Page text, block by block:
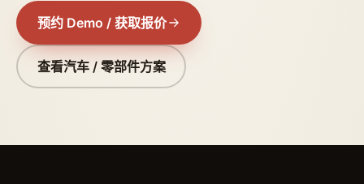
预约 Demo / 获取报价
查看汽车 / 零部件方案